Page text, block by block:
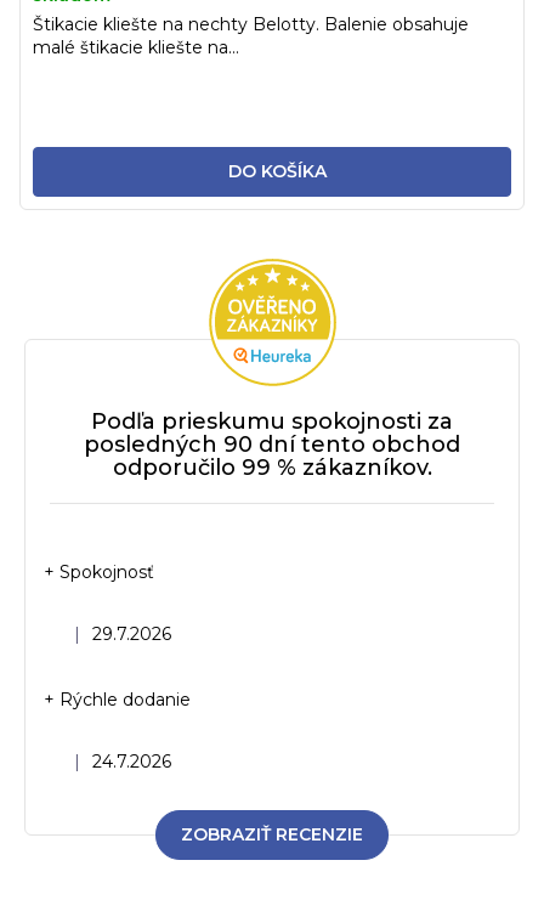
DO KOŠÍKA
Štikacie kliešte na nechty Belotty. Balenie obsahuje
malé štikacie kliešte na...
Podľa prieskumu spokojnosti za
posledných 90 dní tento obchod
odporučilo 99 % zákazníkov.
Hodnotenie obchodu je 5 z 5 hviezdičiek.
29.7.2026
+ Spokojnosť
Hodnotenie obchodu je 5 z 5 hviezdičiek.
24.7.2026
+ Rýchle dodanie
ZOBRAZIŤ RECENZIE